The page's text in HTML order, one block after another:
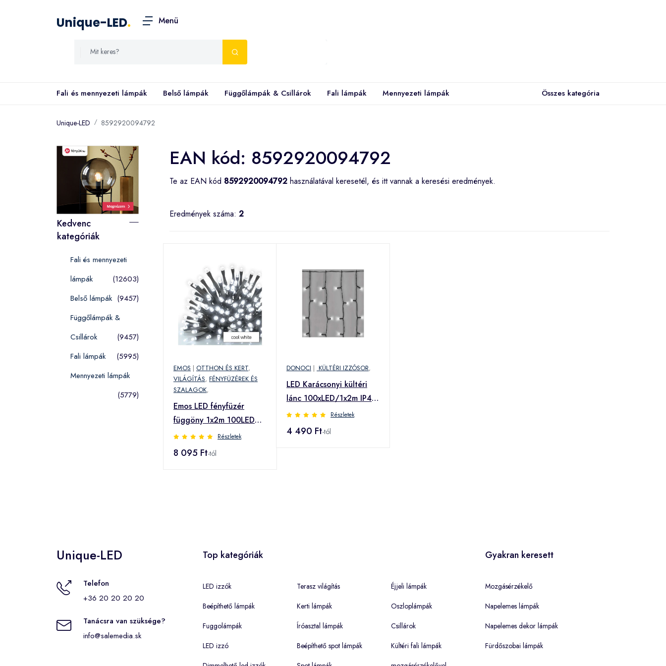
Unique-LED. Menü
Fali és mennyezeti lámpák Belső lámpák Függőlámpák & Csillárok Fali lámpák Mennyezeti lámpák Összes kategória
Unique-LED 8592920094792
Kedvenc
kategóriák
Fali és mennyezeti
lámpák
(12603)
Belső lámpák (9457)
Függőlámpák &
Csillárok
(9457)
Fali lámpák
(5995)
Mennyezeti lámpák
(5779)
EAN kód: 8592920094792
Te az EAN kód 8592920094792 használatával keresetél, és itt vannak a keresési eredmények.
Eredmények száma: 2
EMOS | OTTHON ÉS KERT,
VILÁGÍTÁS, FÉNYFÜZÉREK ÉS
SZALAGOK,
Emos LED fényfüzér
függöny 1x2m 100LED
IP44 hideg (D1EC01)
(D1EC01)
Részletek
8 095 Ft-tól
DONOCI | KÜLTÉRI IZZÓSOR,
LED Karácsonyi kültéri
lánc 100xLED/1x2m IP44
hideg fehér
Részletek
4 490 Ft-tól
Unique-LED
Telefon
+36 20 20 20 20
Tanácsra van szüksége?
info@salemedia.sk
Top kategóriák
LED izzók
Beépíthető lámpák
Fuggolámpák
LED izzó
Terasz világítás
Kerti lámpák
Íróasztal lámpák
Beépíthető spot lámpák
Éjjeli lámpák
Oszloplámpák
Csillárok
Kültéri fali lámpák
Gyakran keresett
Mozgásérzékelő
Napelemes lámpák
Napelemes dekor lámpák
Fürdőszobai lámpák